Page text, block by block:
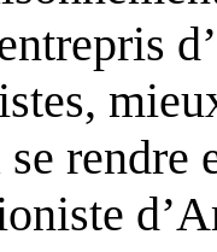
rendre